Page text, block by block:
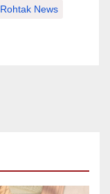
Rohtak News